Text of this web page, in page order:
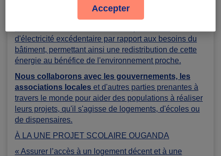
UGL Green Building Programest un concept de
construction bioclimatique. Les panneaux solaires qui
d'électricité excédentaire par rapport aux besoins du
bâtiment, permettant ainsi une redistribution de cette
énergie au bénéfice de l'environnement proche.
Nous collaborons avec les gouvernements, les
associations locales et d'autres parties prenantes à
travers le monde pour aider des populations à réaliser
leurs projets, qu'il s'agisse de logements, d'écoles ou
de dispensaires.
À LA UNE PROJET SCOLAIRE OUGANDA
« Assurer l’accès à un logement décent et à une
Accepter